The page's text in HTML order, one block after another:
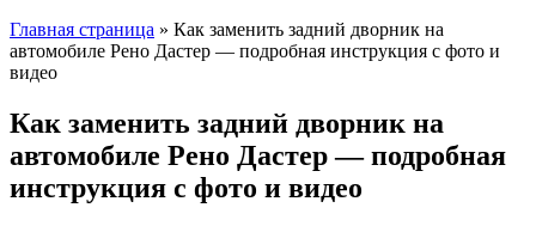
Главная страница » Как заменить задний дворник на
автомобиле Рено Дастер — подробная инструкция с фото и
видео
Как заменить задний дворник на
автомобиле Рено Дастер — подробная
инструкция с фото и видео